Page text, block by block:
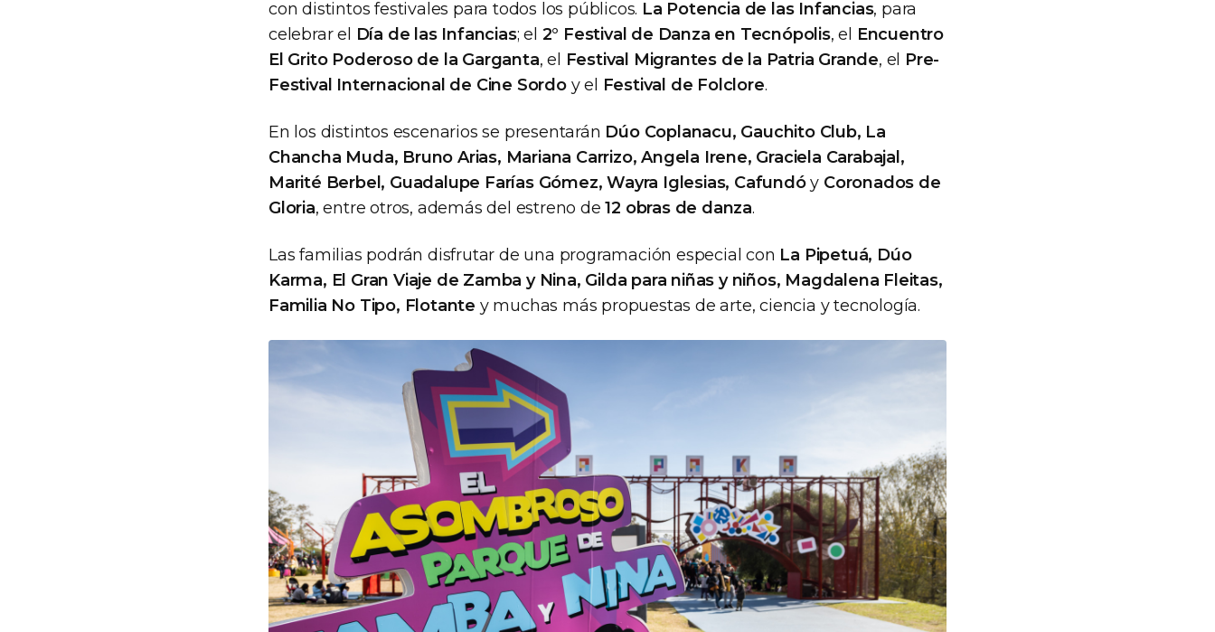
con distintos festivales para todos los públicos. La Potencia de las Infancias, para
celebrar el Día de las Infancias; el 2° Festival de Danza en Tecnópolis, el Encuentro
El Grito Poderoso de la Garganta, el Festival Migrantes de la Patria Grande, el Pre-
Festival Internacional de Cine Sordoy el Festival de Folclore.
En los distintos escenarios se presentarán Dúo Coplanacu, Gauchito Club, La
Chancha Muda, Bruno Arias, Mariana Carrizo, Angela Irene, Graciela Carabajal,
Marité Berbel, Guadalupe Farías Gómez, Wayra Iglesias, Cafundóy Coronados de
Gloria, entre otros, además del estreno de12 obras de danza.
Las familias podrán disfrutar de una programación especial con La Pipetuá, Dúo
Karma, El Gran Viaje de Zamba y Nina, Gilda para niñas y niños, Magdalena Fleitas,
Familia No Tipo, Flotante y muchas más propuestas de arte, ciencia y tecnología.